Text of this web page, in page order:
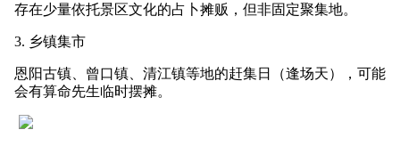
存在少量依托景区文化的占卜摊贩，但非固定聚集地。
3. 乡镇集市
恩阳古镇、曾口镇、清江镇等地的赶集日（逢场天），可能
会有算命先生临时摆摊。